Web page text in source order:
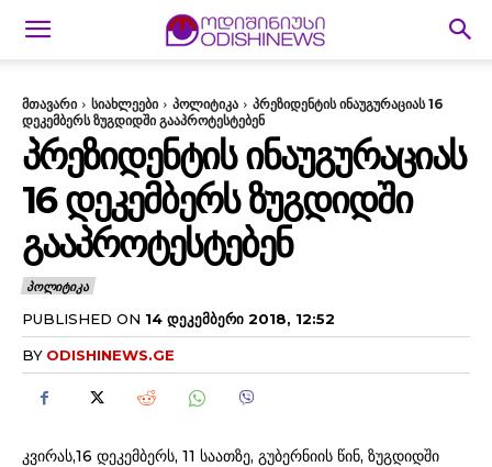
მთავარი სიახლეები პოლიტიკა
პრეზიდენტის ინაუგურაციას 16
დეკემბერს ზუგდიდში გააპროტესტებენ
ᲞᲠᲔᲖᲘᲓᲔᲜᲢᲘᲡ ᲘᲜᲐᲣᲒᲣᲠᲐᲪᲘᲐᲡ
16 ᲓᲔᲙᲔᲛᲑᲔᲠᲡ ᲖᲣᲒᲓᲘᲓᲨᲘ
ᲒᲐᲐᲞᲠᲝᲢᲔᲡᲢᲔᲑᲔᲜ
ᲞᲝᲚᲘᲢᲘᲙᲐ
PUBLISHED ON 14 ᲓᲔᲙᲔᲛᲑᲔᲠᲘ 2018, 12:52
BY ODISHINEWS.GE
კვირას,16 დეკემბერს, 11 საათზე, გუბერნიის წინ, ზუგდიდში